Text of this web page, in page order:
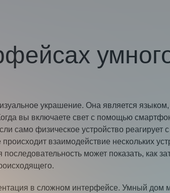
украшение. Она является
вы включаете свет с помощью
само физическое устройство реагирует
взаимодействие нескольких
может показать, как
в сложном интерфейсе. Умный дом